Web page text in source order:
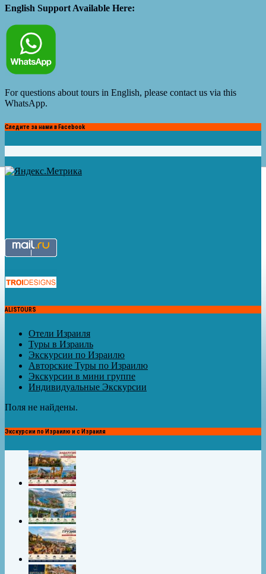
English Support Available Here:
For questions about tours in English, please contact us via this
WhatsApp.
Следите за нами в Facebook
ALISTOURS
Отели Израиля
Туры в Израиль
Экскурсии по Израилю
Авторские Туры по Израилю
Экскурсии в мини группе
Индивидуальные Экскурсии
Поля не найдены.
Экскурсии по Израилю и с Израиля